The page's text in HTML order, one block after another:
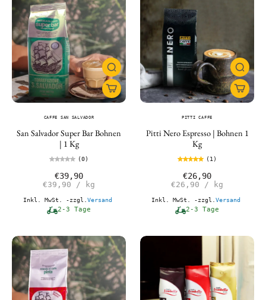
CAFFE SAN SALVADOR
San Salvador Super Bar Bohnen
| 1 Kg
(0)
€39,90
€39,90 / kg
Inkl. MwSt. -zzgl. Versand
2-3 Tage
PITTI CAFFE
Pitti Nero Espresso | Bohnen 1
Kg
(1)
€26,90
€26,90 / kg
Inkl. MwSt. -zzgl. Versand
2-3 Tage